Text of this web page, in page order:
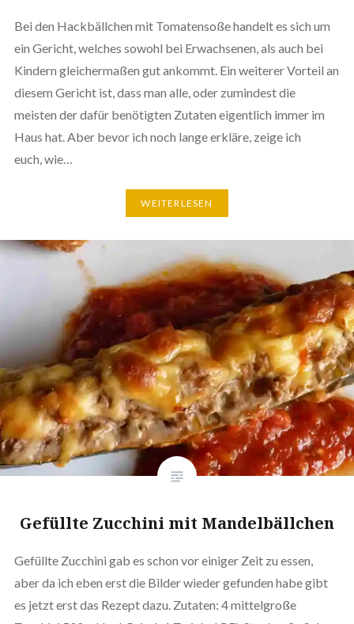
Bei den Hack­bäll­chen mit Toma­ten­so­ße handelt es sich um
ein Gericht, welches sowohl bei Erwach­se­nen, als auch bei
Kindern glei­cher­ma­ßen gut ankommt. Ein weiterer Vorteil an
diesem Gericht ist, dass man alle, oder zumindest die
meisten der dafür benö­tig­ten Zutaten eigent­lich immer im
Haus hat. Aber bevor ich noch lange erkläre, zeige ich
euch, wie…
WEI­TER­LE­SEN
Gefüllte Zucchini mit Mandelbällchen
Gefüllte Zucchini gab es schon vor einiger Zeit zu essen,
aber da ich eben erst die Bilder wieder gefunden habe gibt
es jetzt erst das Rezept dazu. Zutaten: 4 mit­tel­gro­ße